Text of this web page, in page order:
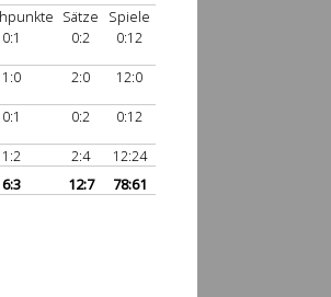
Sätze
Spiele
0:1 0:2
0:12
1:0 2:0
12:0
0:1 0:2
0:12
1:2 2:4
12:24
6:3 12:7 78:61